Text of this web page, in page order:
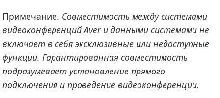
Примечание. Совместимость между системами
видеоконференций Aver и данными системами не
включает в себя эксклюзивные или недоступные
функции. Гарантированная совместимость
подразумевает установление прямого
подключения и проведение видеоконференции.